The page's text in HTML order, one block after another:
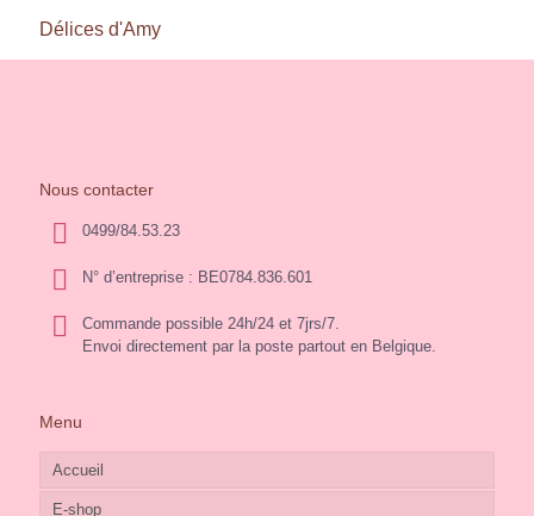
Délices d'Amy
Nous contacter
0499/84.53.23
N° d’entreprise : BE0784.836.601
Commande possible 24h/24 et 7jrs/7.
Envoi directement par la poste partout en Belgique.
Menu
Accueil
E-shop